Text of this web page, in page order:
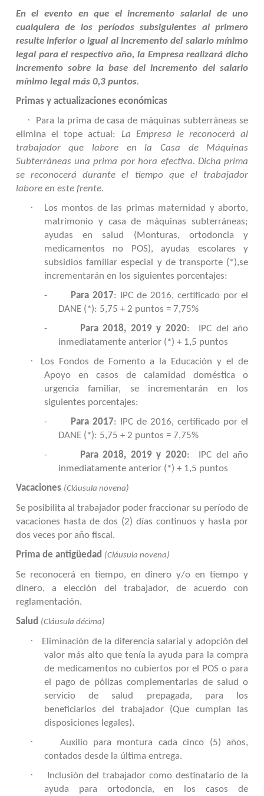
En el evento en que el incremento salarial de uno
cualquiera de los períodos subsiguientes al primero
resulte inferior o igual al incremento del salario mínimo
legal para el respectivo año, la Empresa realizará dicho
incremento sobre la base del incremento del salario
mínimo legal más 0,3 puntos.
Primas y actualizaciones económicas
·
Para la prima de casa de máquinas subterráneas se
elimina el tope actual: La Empresa le reconocerá al
trabajador que labore en la Casa de Máquinas
Subterráneas una prima por hora efectiva. Dicha prima
se reconocerá durante el tiempo que el trabajador
labore en este frente.
·
Los montos de las primas maternidad y aborto,
matrimonio y casa de máquinas subterráneas;
ayudas en salud (Monturas, ortodoncia y
medicamentos no POS), ayudas escolares y
subsidios familiar especial y de transporte (*),se
incrementarán en los siguientes porcentajes:
-
Para 2017: IPC de 2016, certificado por el
DANE (*): 5,75 + 2 puntos = 7,75%
-
Para 2018, 2019 y 2020: IPC del año
inmediatamente anterior (*) + 1,5 puntos
·
Los Fondos de Fomento a la Educación y el de
Apoyo en casos de calamidad doméstica o
urgencia familiar, se incrementarán en los
siguientes porcentajes:
-
Para 2017: IPC de 2016, certificado por el
DANE (*): 5,75 + 2 puntos = 7,75%
-
Para 2018, 2019 y 2020: IPC del año
inmediatamente anterior (*) + 1,5 puntos
Vacaciones (Cláusula novena)
Se posibilita al trabajador poder fraccionar su período de
vacaciones hasta de dos (2) días continuos y hasta por
dos veces por año fiscal.
Prima de antigüedad (Cláusula novena)
Se reconocerá en tiempo, en dinero y/o en tiempo y
dinero, a elección del trabajador, de acuerdo con
reglamentación.
Salud (Cláusula décima)
·
Eliminación de la diferencia salarial y adopción del
valor más alto que tenía la ayuda para la compra
de medicamentos no cubiertos por el POS o para
el pago de pólizas complementarias de salud o
servicio de salud prepagada, para los
beneficiarios del trabajador (Que cumplan las
disposiciones legales).
·
Auxilio para montura cada cinco (5) años,
contados desde la última entrega.
·
Inclusión del trabajador como destinatario de la
ayuda para ortodoncia, en los casos de